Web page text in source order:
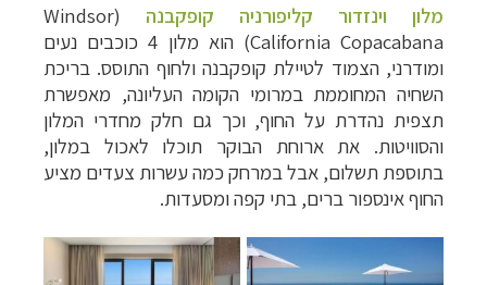
מלון וינזדור קליפורניה קופקבנה
(
Windsor
California Copacabana
) הוא מלון 4 כוכבים נעים
ומודרני, הצמוד לטיילת קופקבנה ולחוף התוסס. בריכת
השחיה המחוממת במרומי הקומה העליונה, מאפשרת
תצפית נהדרת על החוף, וכך גם חלק מחדרי המלון
והסוויטות. את ארוחת הבוקר תוכלו לאכול במלון,
בתוספת תשלום, אבל במרחק כמה עשרות צעדים מציע
החוף אינספור ברים, בתי קפה ומסעדות.